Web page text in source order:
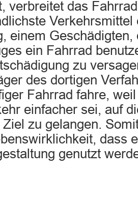
verbreitet das
Verkehrsmittel
einem Geschädigten,
ein Fahrrad
zu
des dortigen
Fahrrad fahre,
einfacher sei, auf
zu gelangen.
dass
genutzt